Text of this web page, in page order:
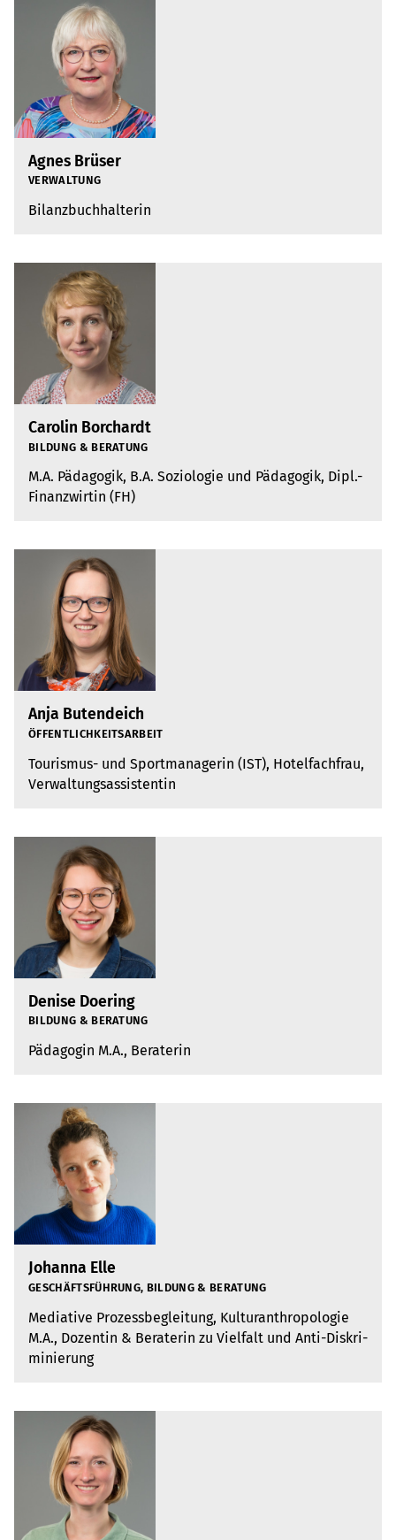
Agnes Brüser
VER­WAL­TUNG
Bilanz­buch­hal­te­rin
Carolin Borchardt
BIL­DUNG & BERA­TUNG
M.A. Päd­ago­gik, B.A. Sozio­lo­gie und Päd­ago­gik, Dipl.-
Finanz­wir­tin (FH)
Anja Butendeich
ÖFFENT­LICH­KEITS­AR­BEIT
Tou­ris­mus- und Sport­ma­na­ge­rin (IST), Hotel­fach­frau,
Ver­wal­tungs­as­sis­ten­tin
Denise Doering
BIL­DUNG & BERA­TUNG
Päd­ago­gin M.A., Bera­te­rin
Johanna Elle
GESCHÄFTS­FÜH­RUNG, BIL­DUNG & BERA­TUNG
Media­tive Pro­zess­be­glei­tung, Kul­tur­anthro­po­lo­gie
M.A., Dozen­tin & Bera­te­rin zu Viel­falt und Anti-Dis­kri­
mi­nie­rung